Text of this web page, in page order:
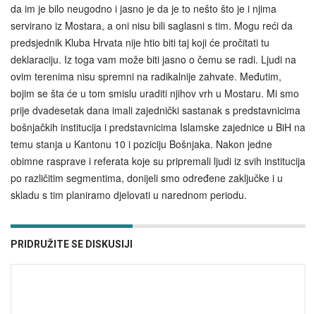
da im je bilo neugodno i jasno je da je to nešto što je i njima
servirano iz Mostara, a oni nisu bili saglasni s tim. Mogu reći da
predsjednik Kluba Hrvata nije htio biti taj koji će pročitati tu
deklaraciju. Iz toga vam može biti jasno o čemu se radi. Ljudi na
ovim terenima nisu spremni na radikalnije zahvate. Međutim,
bojim se šta će u tom smislu uraditi njihov vrh u Mostaru. Mi smo
prije dvadesetak dana imali zajednički sastanak s predstavnicima
bošnjačkih institucija i predstavnicima Islamske zajednice u BiH na
temu stanja u Kantonu 10 i poziciju Bošnjaka. Nakon jedne
obimne rasprave i referata koje su pripremali ljudi iz svih institucija
po različitim segmentima, donijeli smo određene zaključke i u
skladu s tim planiramo djelovati u narednom periodu.
PRIDRUŽITE SE DISKUSIJI